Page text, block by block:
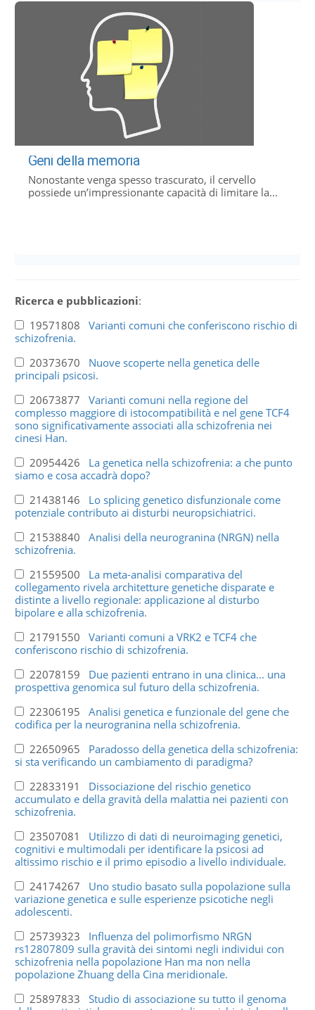
Geni della memoria
Nonostante venga spesso trascurato, il cervello
possiede un’impressionante capacità di limitare la...
Ricerca e pubblicazioni:
19571808 Varianti comuni che conferiscono rischio di
schizofrenia.
20373670 Nuove scoperte nella genetica delle
principali psicosi.
20673877 Varianti comuni nella regione del
complesso maggiore di istocompatibilità e nel gene TCF4
sono significativamente associati alla schizofrenia nei
cinesi Han.
20954426 La genetica nella schizofrenia: a che punto
siamo e cosa accadrà dopo?
21438146 Lo splicing genetico disfunzionale come
potenziale contributo ai disturbi neuropsichiatrici.
21538840 Analisi della neurogranina (NRGN) nella
schizofrenia.
21559500 La meta-analisi comparativa del
collegamento rivela architetture genetiche disparate e
distinte a livello regionale: applicazione al disturbo
bipolare e alla schizofrenia.
21791550 Varianti comuni a VRK2 e TCF4 che
conferiscono rischio di schizofrenia.
22078159 Due pazienti entrano in una clinica... una
prospettiva genomica sul futuro della schizofrenia.
22306195 Analisi genetica e funzionale del gene che
codifica per la neurogranina nella schizofrenia.
22650965 Paradosso della genetica della schizofrenia:
si sta verificando un cambiamento di paradigma?
22833191 Dissociazione del rischio genetico
accumulato e della gravità della malattia nei pazienti con
schizofrenia.
23507081 Utilizzo di dati di neuroimaging genetici,
cognitivi e multimodali per identificare la psicosi ad
altissimo rischio e il primo episodio a livello individuale.
24174267 Uno studio basato sulla popolazione sulla
variazione genetica e sulle esperienze psicotiche negli
adolescenti.
25739323 Influenza del polimorfismo NRGN
rs12807809 sulla gravità dei sintomi negli individui con
schizofrenia nella popolazione Han ma non nella
popolazione Zhuang della Cina meridionale.
25897833 Studio di associazione su tutto il genoma